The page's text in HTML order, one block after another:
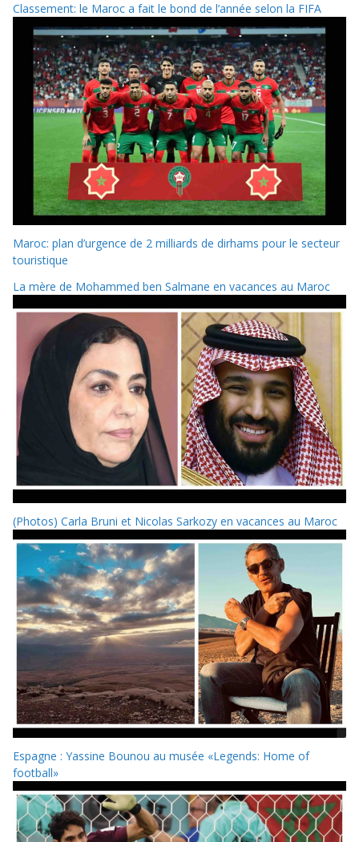
Classement: le Maroc a fait le bond de l’année selon la FIFA
Maroc: plan d’urgence de 2 milliards de dirhams pour le secteur
touristique
La mère de Mohammed ben Salmane en vacances au Maroc
(Photos) Carla Bruni et Nicolas Sarkozy en vacances au Maroc
Espagne : Yassine Bounou au musée «Legends: Home of
football»